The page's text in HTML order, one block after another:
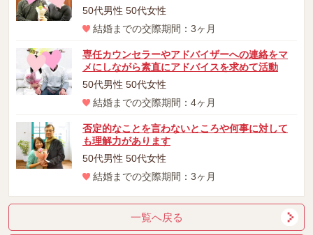
50代男性 50代女性
結婚までの交際期間：3ヶ月
専任カウンセラーやアドバイザーへの連絡をマ
メにしながら素直にアドバイスを求めて活動
50代男性 50代女性
結婚までの交際期間：4ヶ月
否定的なことを言わないところや何事に対して
も理解力があります
50代男性 50代女性
結婚までの交際期間：3ヶ月
一覧へ戻る